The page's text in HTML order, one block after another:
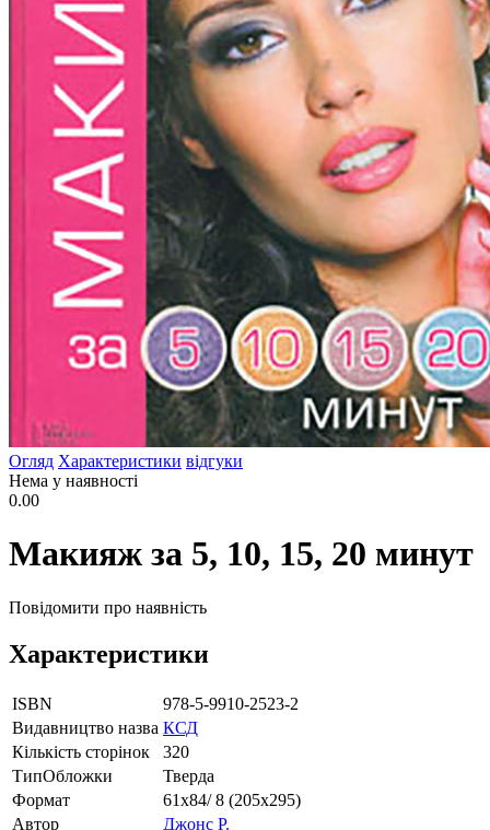
Огляд Характеристики відгуки
Нема у наявності
0.00
Макияж за 5, 10, 15, 20 минут
Повідомити про наявність
Характеристики
ISBN
978-5-9910-2523-2
Видавництво назва КСД
Кількість сторінок
320
ТипОбложки
Тверда
Формат
61х84/ 8 (205х295)
Автор
Джонс Р.